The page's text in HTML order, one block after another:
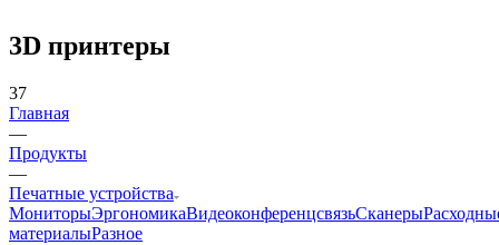
3D принтеры
37
Главная
—
Продукты
—
Печатные устройства
МониторыЭргономикаВидеоконференцсвязьСканеры
материалыРазное